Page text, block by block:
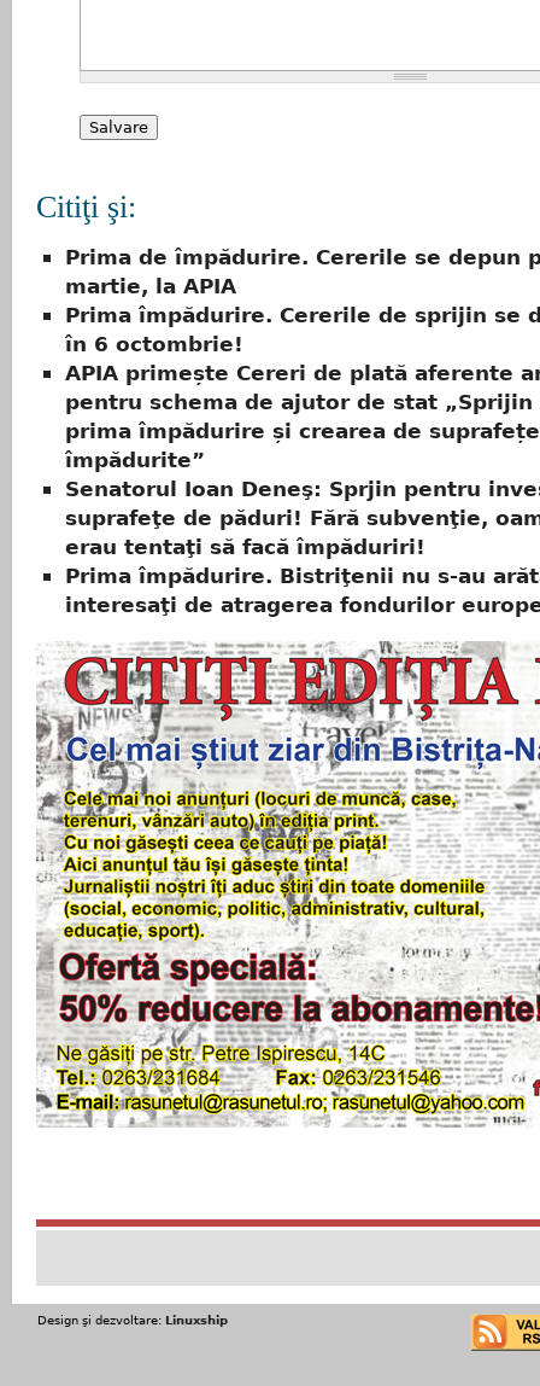
Citiţi şi:
Prima de împădurire. Cererile se depun
martie, la APIA
Prima împădurire. Cererile de sprijin se
în 6 octombrie!
APIA primește Cereri de plată aferente
pentru schema de ajutor de stat
prima împădurire și crearea de suprafețe
împădurite”
Senatorul Ioan Deneş: Sprjin pentru
suprafeţe de păduri! Fără subvenţie,
erau tentaţi să facă împăduriri!
Prima împădurire. Bistriţenii nu s-au
interesaţi de atragerea fondurilor
Design şi dezvoltare: Linuxship